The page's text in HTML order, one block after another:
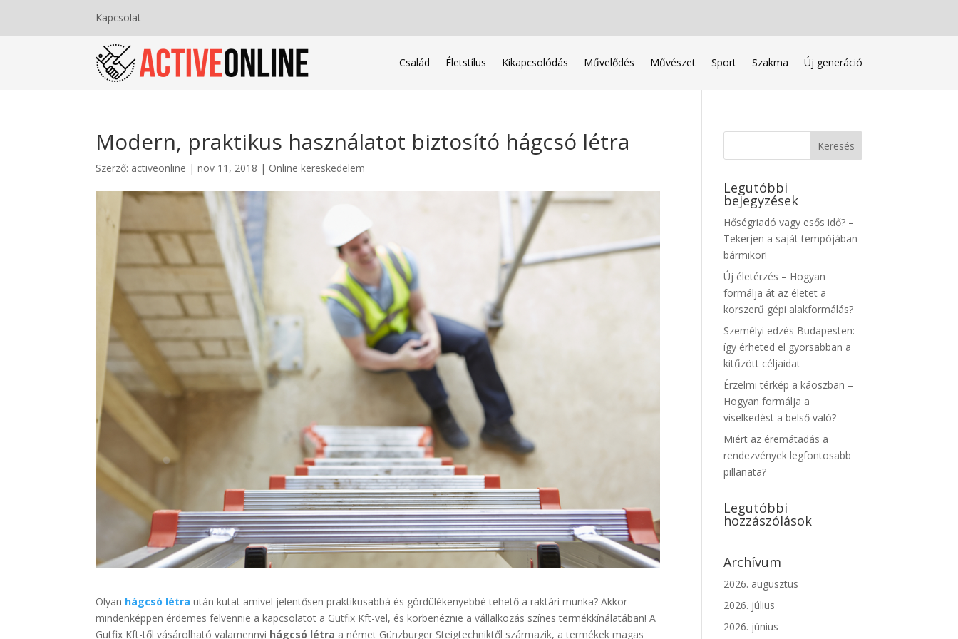
Kapcsolat
Család Életstílus Kikapcsolódás Művelődés Művészet Sport Szakma Új generáció
Modern, praktikus használatot biztosító hágcsó létra
Szerző: activeonline |nov 11, 2018 | Online kereskedelem
Olyan hágcsó létra után kutat amivel jelentősen praktikusabbá és gördülékenyebbé tehető a raktári munka? Akkor
mindenképpen érdemes felvennie a kapcsolatot a Gutfix Kft-vel, és körbenéznie a vállalkozás színes termékkínálatában! A
Gutfix Kft-től vásárolható valamennyi hágcsó létra a német Günzburger Steigtechniktől származik, a termékek magas
Legutóbbi
bejegyzések
Hőségriadó vagy esős idő? –
Tekerjen a saját tempójában
bármikor!
Új életérzés – Hogyan
formálja át az életet a
korszerű gépi alakformálás?
Személyi edzés Budapesten:
így érheted el gyorsabban a
kitűzött céljaidat
Érzelmi térkép a káoszban –
Hogyan formálja a
viselkedést a belső való?
Miért az éremátadás a
rendezvények legfontosabb
pillanata?
Legutóbbi
hozzászólások
Archívum
2026. augusztus
2026. július
2026. június